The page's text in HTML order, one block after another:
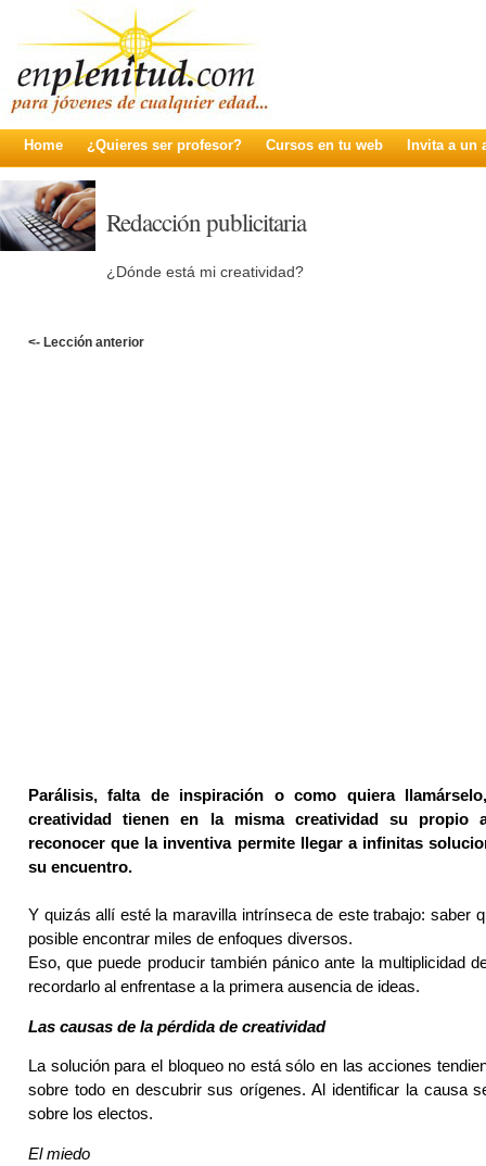
Home ¿Quieres ser profesor? Cursos en tu web Invita a un
Redacción publicitaria
¿Dónde está mi creatividad?
<- Lección anterior
Parálisis, falta de inspiración o como quiera
creatividad tienen en la misma creatividad su propio
reconocer que la inventiva permite llegar a infinitas
su encuentro.
Y quizás allí esté la maravilla intrínseca de este trabajo: saber
posible encontrar miles de enfoques diversos.
Eso, que puede producir también pánico ante la multiplicidad
recordarlo al enfrentase a la primera ausencia de ideas.
Las causas de la pérdida de creatividad
La solución para el bloqueo no está sólo en las acciones
sobre todo en descubrir sus orígenes. Al identificar la causa
sobre los electos.
El miedo